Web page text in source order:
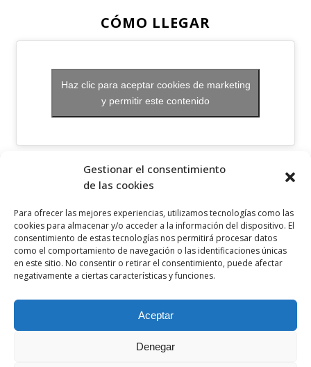
Gestionar el consentimiento
de las cookies
Para ofrecer las mejores experiencias, utilizamos tecnologías como las
cookies para almacenar y/o acceder a la información del dispositivo. El
consentimiento de estas tecnologías nos permitirá procesar datos
como el comportamiento de navegación o las identificaciones únicas
en este sitio. No consentir o retirar el consentimiento, puede afectar
negativamente a ciertas características y funciones.
Aceptar
Denegar
CÓMO LLEGAR
Haz clic para aceptar cookies de marketing
y permitir este contenido
OTROS ENLACES
Política de cookies
Aviso legal
Canal ético
SÍGUENOS EN